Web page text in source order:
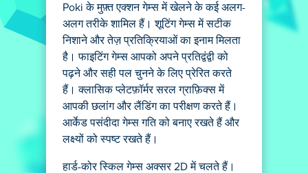
Poki के मुफ़्त एक्शन गेम्स में खेलने के कई अलग-
अलग तरीके शामिल हैं। शूटिंग गेम्स में सटीक
निशाने और तेज़ प्रतिक्रियाओं का इनाम मिलता
है। फाइटिंग गेम्स आपको अपने प्रतिद्वंद्वी को
पढ़ने और सही पल चुनने के लिए प्रेरित करते
हैं। क्लासिक प्लेटफ़ॉर्मर सरल ग्राफ़िक्स में
आपकी छलांग और लैंडिंग का परीक्षण करते हैं।
आर्केड पसंदीदा गेम्स गति को बनाए रखते हैं और
लक्ष्यों को स्पष्ट रखते हैं।
हार्ड-कोर स्किल गेम्स अक्सर 2D में चलते हैं।